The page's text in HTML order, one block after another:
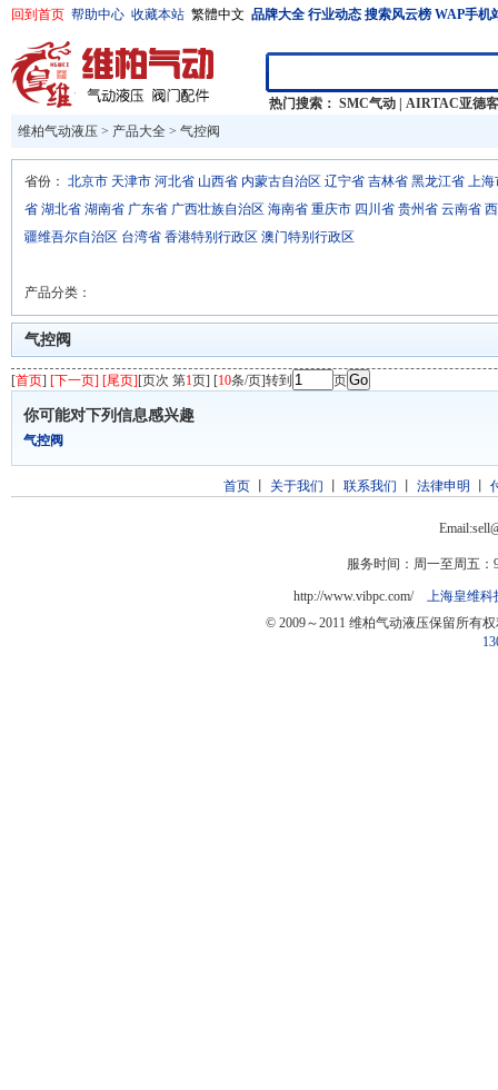
回到首页 帮助中心 收藏本站 繁體中文 品牌大全 行业动态 搜索风云榜 WAP手机
热门搜索： SMC气动
AIRTAC亚德客
维柏气动液压 > 产品大全 > 气控阀
省份： 北京市 天津市 河北省 山西省 内蒙古自治区 辽宁省 吉林省 黑龙江省 上海
省 湖北省 湖南省 广东省 广西壮族自治区 海南省 重庆市 四川省 贵州省 云南省
疆维吾尔自治区 台湾省 香港特别行政区 澳门特别行政区
产品分类：
气控阀
[首页] [下一页] [尾页][页次 第1页] [10条/页]转到 页
你可能对下列信息感兴趣
气控阀
首页丨 关于我们 联系我们 法律申明
服务时间：周一至周五：
http://www.vibpc.com/ 上海皇维科
© 2009～2011 维柏气动液压保留所有